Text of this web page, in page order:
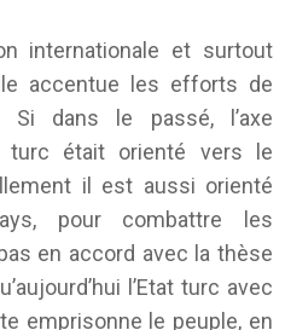
internationale et surtout
accentue les efforts de
Si dans le passé, l’axe
turc était orienté vers le
il est aussi orienté
pour combattre les
en accord avec la thèse
l’Etat turc avec
emprisonne le peuple, en